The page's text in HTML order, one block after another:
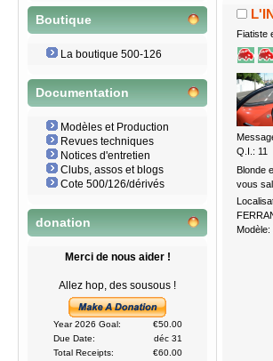
Boutique
La boutique 500-126
Documentation
Modèles et Production
Revues techniques
Notices d'entretien
Clubs, assos et blogs
Cote 500/126/dérivés
donation
Merci de nous aider !
Allez hop, des sousous !
Year 2026 Goal:
€50.00
Due Date:
déc 31
Total Receipts:
€60.00
Fiatiste
Q.I.: 11
Blonde
vous
Modèle: